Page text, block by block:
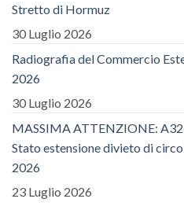
Stretto di Hormuz
30 Luglio 2026
Radiografia del Commercio
2026
30 Luglio 2026
MASSIMA ATTENZIONE: A32
Stato estensione divieto di
2026
23 Luglio 2026